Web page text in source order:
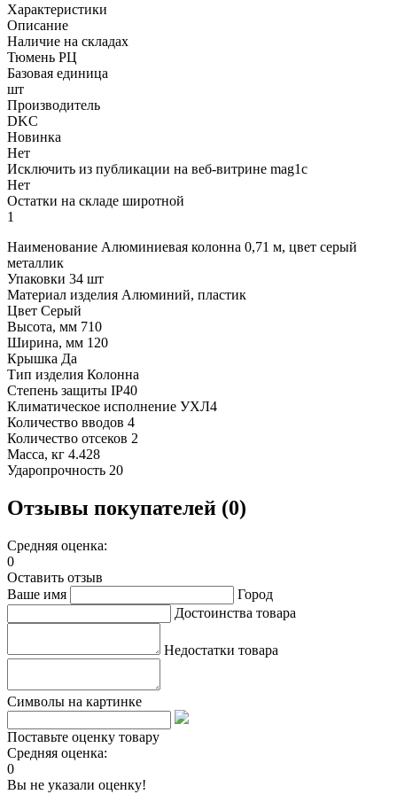
Характеристики
Описание
Наличие на складах
Тюмень РЦ
Базовая единица
шт
Производитель
DKC
Новинка
Нет
Исключить из публикации на веб-витрине mag1c
Нет
Остатки на складе широтной
1
Наименование Алюминиевая колонна 0,71 м, цвет серый
металлик
Упаковки 34 шт
Материал изделия Алюминий, пластик
Цвет Серый
Высота, мм 710
Ширина, мм 120
Крышка Да
Тип изделия Колонна
Степень защиты IP40
Климатическое исполнение УХЛ4
Количество вводов 4
Количество отсеков 2
Масса, кг 4.428
Ударопрочность 20
Отзывы покупателей (0)
Средняя оценка:
0
Оставить отзыв
Ваше имя
Город
Достоинства товара
Недостатки товара
Символы на картинке
Поставьте оценку товару
Средняя оценка:
0
Вы не указали оценку!